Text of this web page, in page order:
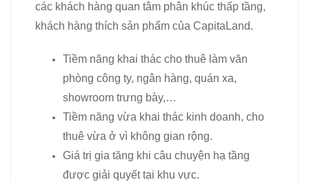
các khách hàng quan tâm phân khúc thấp tầng,
khách hàng thích sản phẩm của CapitaLand.
Tiềm năng khai thác cho thuê làm văn
phòng công ty, ngân hàng, quán xa,
showroom trưng bày,…
Tiềm năng vừa khai thác kinh doanh, cho
thuê vừa ở vì không gian rộng.
Giá trị gia tăng khi câu chuyện hạ tầng
được giải quyết tại khu vực.